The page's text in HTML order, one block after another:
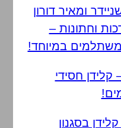
ומאיר דורון
וחתונות –
במיוחד!
קלידן חסידי
בסגנון